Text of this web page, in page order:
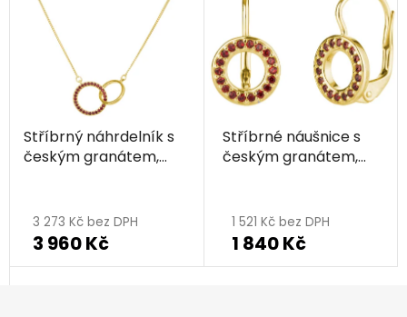
Stříbrný náhrdelník s
českým granátem,
3 273 Kč bez DPH
3 960 Kč
Stříbrné náušnice s
českým granátem,
1 521 Kč bez DPH
1 840 Kč